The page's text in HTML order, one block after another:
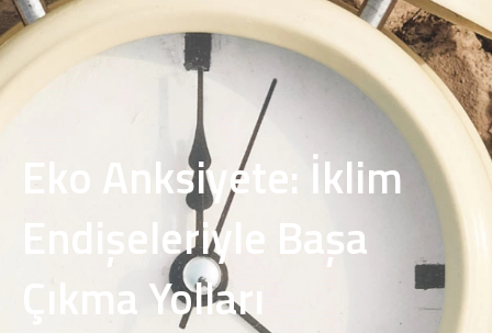
Eko Anksiyete: İklim
Endişeleriyle Başa
Çıkma Yolları